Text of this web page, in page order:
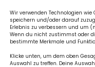
Wir verwenden Technologien
speichern und/oder darauf
Erlebnis zu verbessern und um
Wenn du nicht zustimmst oder
bestimmte Merkmale und
Klicke unten, um dem oben
Auswahl zu treffen. Deine